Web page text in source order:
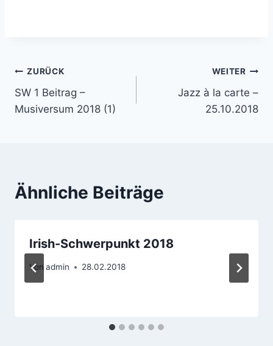
Beitragsnavigation
ZURÜCK
SW 1 Beitrag –
Musiversum 2018 (1)
WEITER
Jazz à la carte –
25.10.2018
Ähnliche Beiträge
Irish-Schwerpunkt 2018
Von admin 28.02.2018